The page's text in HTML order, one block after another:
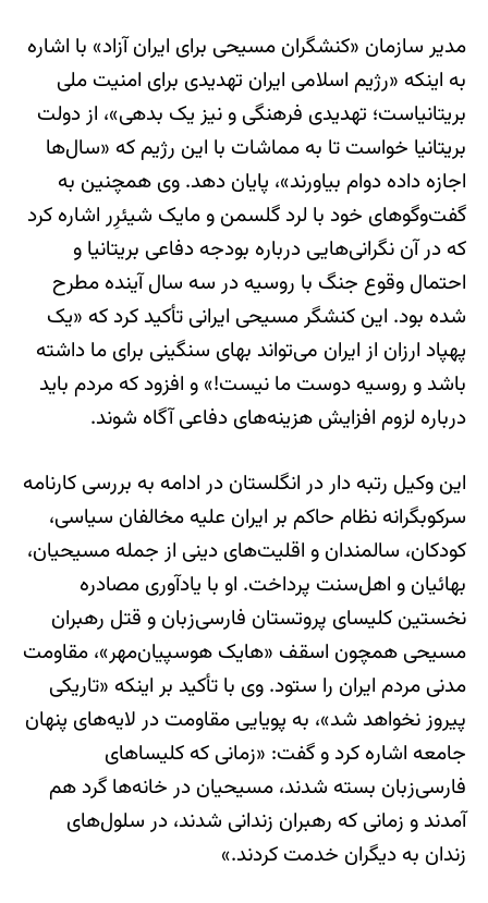
مدیر سازمان «کنشگران مسیحی برای ایران آزاد» با اشاره
به اینکه «رژیم اسلامی ایران تهدیدی برای امنیت ملی
بریتانیاست؛ تهدیدی فرهنگی و نیز یک بدهی»، از دولت
بریتانیا خواست تا به مماشات با این رژیم که «سال‌ها
اجازه داده دوام بیاورند»، پایان دهد. وی همچنین به
گفت‌وگوهای خود با لرد گلسمن و مایک شیئرِر اشاره کرد
که در آن نگرانی‌هایی درباره بودجه دفاعی بریتانیا و
احتمال وقوع جنگ با روسیه در سه سال آینده مطرح
شده بود. این کنشگر مسیحی ایرانی تأکید کرد که «یک
پهپاد ارزان از ایران می‌تواند بهای سنگینی برای ما داشته
باشد و روسیه دوست ما نیست!» و افزود که مردم باید
درباره لزوم افزایش هزینه‌های دفاعی آگاه شوند.
این وکیل رتبه دار در انگلستان در ادامه به بررسی کارنامه
سرکوبگرانه نظام حاکم بر ایران علیه مخالفان سیاسی،
کودکان، سالمندان و اقلیت‌های دینی از جمله مسیحیان،
بهائیان و اهل‌سنت پرداخت. او با یادآوری مصادره
نخستین کلیسای پروتستان فارسی‌زبان و قتل رهبران
مسیحی همچون اسقف «هایک هوسپیان‌مهر»، مقاومت
مدنی مردم ایران را ستود. وی با تأکید بر اینکه «تاریکی
پیروز نخواهد شد»، به پویایی مقاومت در لایه‌های پنهان
جامعه اشاره کرد و گفت: «زمانی که کلیساهای
فارسی‌زبان بسته شدند، مسیحیان در خانه‌ها گرد هم
آمدند و زمانی که رهبران زندانی شدند، در سلول‌های
زندان به دیگران خدمت کردند.»